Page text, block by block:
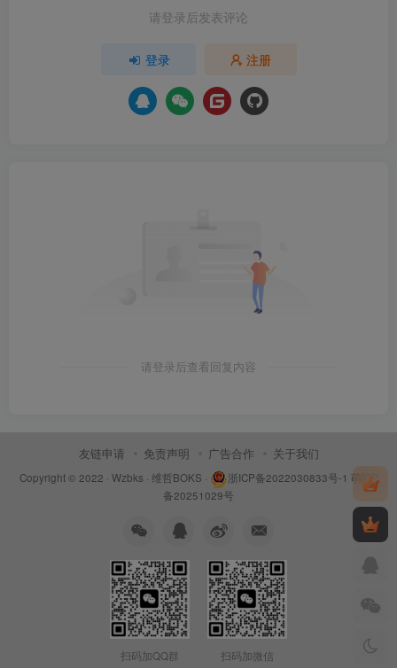
请登录后发表评论
登录 注册
请登录后查看回复内容
友链申请 免责声明 广告合作 关于我们
Copyright © 2022 · Wzbks · 维哲BOKS · 浙ICP备2022030833号-1 萌ICP
备20251029号
扫码加QQ群 扫码加微信